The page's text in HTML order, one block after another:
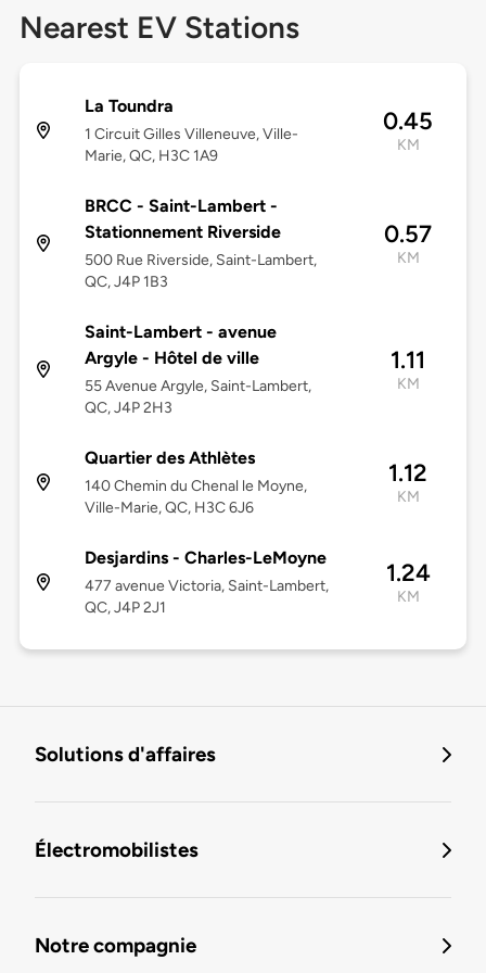
Nearest EV Stations
La Toundra
1 Circuit Gilles Villeneuve, Ville-
Marie, QC, H3C 1A9
0.45
KM
BRCC - Saint-Lambert -
Stationnement Riverside
500 Rue Riverside, Saint-Lambert,
QC, J4P 1B3
0.57
KM
Saint-Lambert - avenue
Argyle - Hôtel de ville
55 Avenue Argyle, Saint-Lambert,
QC, J4P 2H3
1.11
KM
Quartier des Athlètes
140 Chemin du Chenal le Moyne,
Ville-Marie, QC, H3C 6J6
1.12
KM
Desjardins - Charles-LeMoyne
477 avenue Victoria, Saint-Lambert,
QC, J4P 2J1
1.24
KM
Solutions d'affaires
Électromobilistes
Notre compagnie